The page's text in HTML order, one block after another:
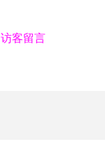
访客留言